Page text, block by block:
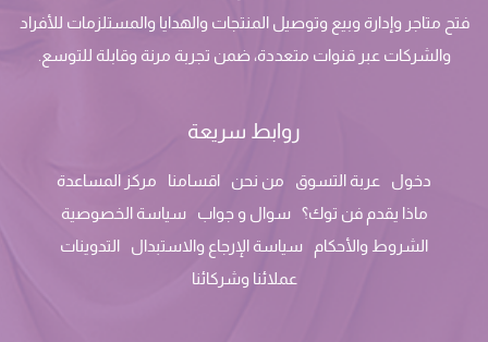
فتح متاجر وإدارة وبيع وتوصيل المنتجات والهدايا والمستلزمات للأفراد
والشركات عبر قنوات متعددة، ضمن تجربة مرنة وقابلة للتوسع.
روابط سريعة
دخول عربة التسوق من نحن اقسامنا
مركز المساعدة
ماذا يقدم فن توك؟
سوال و جواب
سياسة الخصوصية
الشروط والأحكام
سياسة الإرجاع والاستبدال
التدوينات
عملائنا وشركائنا